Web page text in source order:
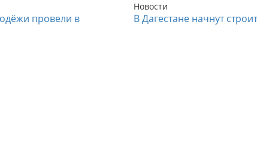
провели в
Новости
В Дагестане начнут